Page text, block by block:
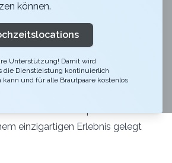
Link teilen
wurde die 250 Jahre alte
renoviert und als premium
stilvollen Festsaal der
gemacht. Die Rote Trotte
für Hochzeiten bis zu 100 Gästen,
einzigartigen Erlebnis gelegt
können.
Unterstützung! Damit wird
die Dienstleistung kontinuierlich
und für alle Brautpaare kostenlos